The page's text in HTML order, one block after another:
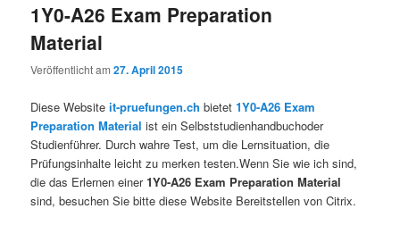
1Y0-A26 Exam Preparation
Material
Veröffentlicht am27. April 2015
Diese Websiteit-pruefungen.ch bietet1Y0-A26 Exam
Preparation Material ist ein Selbststudienhandbuchoder
Studienführer. Durch wahre Test, um die Lernsituation, die
Prüfungsinhalte leicht zu merken testen.Wenn Sie wie ich sind,
die das Erlernen einer1Y0-A26 Exam Preparation Material
sind, besuchen Sie bitte diese Website Bereitstellen von Citrix.